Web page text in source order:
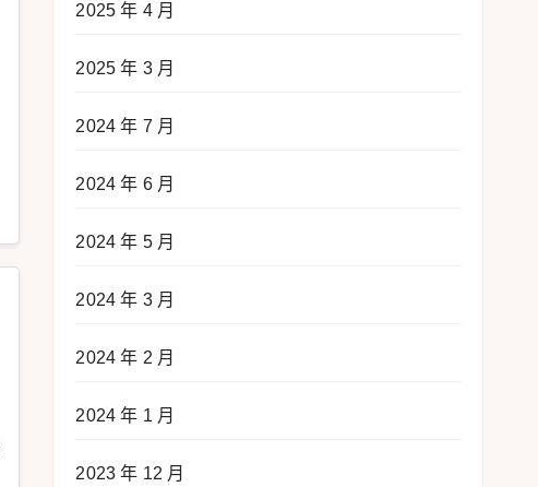
2025 年 4 月
2025 年 3 月
2024 年 7 月
2024 年 6 月
2024 年 5 月
2024 年 3 月
2024 年 2 月
2024 年 1 月
2023 年 12 月